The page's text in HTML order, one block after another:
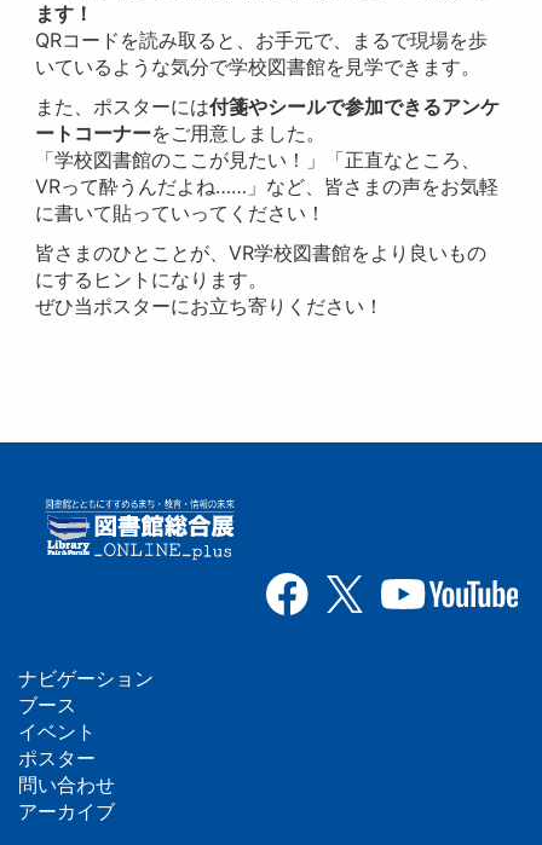
ます！
QRコードを読み取ると、お手元で、まるで現場を歩
いているような気分で学校図書館を見学できます。
また、ポスターには付箋やシールで参加できるアンケ
ートコーナーをご用意しました。
「学校図書館のここが見たい！」「正直なところ、
VRって酔うんだよね……」など、皆さまの声をお気軽
に書いて貼っていってください！
皆さまのひとことが、VR学校図書館をより良いもの
にするヒントになります。
ぜひ当ポスターにお立ち寄りください！
フ
ッ
タ
ナビゲーション
ブース
イベント
ポスター
問い合わせ
アーカイブ